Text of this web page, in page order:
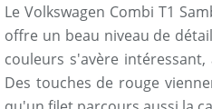
Le Volkswagen Combi T1
offre un beau niveau de
couleurs s'avère
Des touches de rouge